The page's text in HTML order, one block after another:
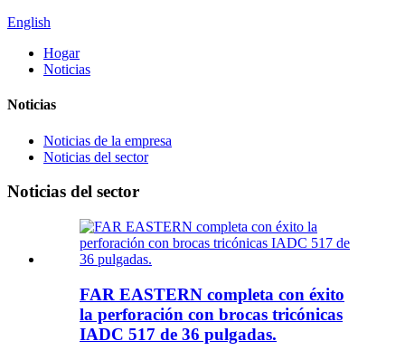
English
Hogar
Noticias
Noticias
Noticias de la empresa
Noticias del sector
Noticias del sector
FAR EASTERN completa con éxito
la perforación con brocas tricónicas
IADC 517 de 36 pulgadas.